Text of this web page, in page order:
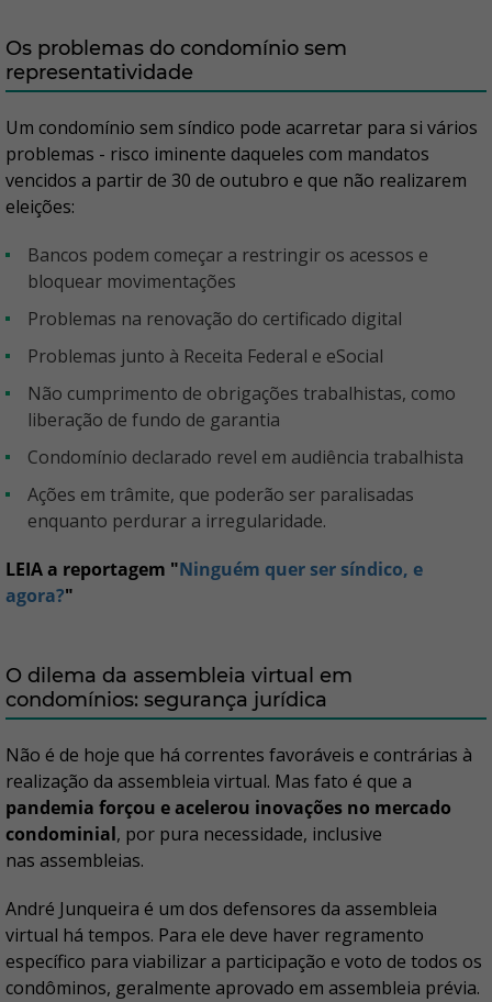
Os problemas do condomínio sem
representatividade
Um condomínio sem síndico pode acarretar para si vários
problemas - risco iminente daqueles com mandatos
vencidos a partir de 30 de outubro e que não realizarem
eleições:
bancos podem começar a restringir os acessos e
bloquear movimentações
problemas na renovação do certificado digital
problemas junto à Receita Federal e eSocial
não cumprimento de obrigações trabalhistas, como
liberação de fundo de garantia
condomínio declarado revel em audiência trabalhista
ações em trâmite, que poderão ser paralisadas
enquanto perdurar a irregularidade.
LEIA a reportagem "Ninguém quer ser síndico, e
agora?"
O dilema da assembleia virtual em
condomínios: segurança jurídica
Não é de hoje que há correntes favoráveis e contrárias à
realização da assembleia virtual. Mas fato é que a
pandemia forçou e acelerou inovações no mercado
condominial, por pura necessidade, inclusive
nas assembleias.
André Junqueira é um dos defensores da assembleia
virtual há tempos. Para ele deve haver regramento
específico para viabilizar a participação e voto de todos os
condôminos, geralmente aprovado em assembleia prévia.